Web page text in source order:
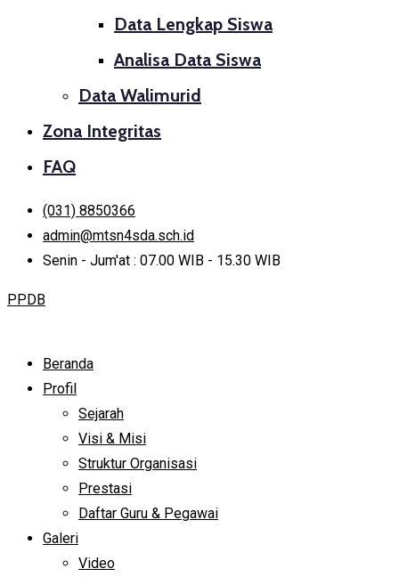
Data Lengkap Siswa
Analisa Data Siswa
Data Walimurid
Zona Integritas
FAQ
(031) 8850366
admin@mtsn4sda.sch.id
Senin - Jum'at : 07.00 WIB - 15.30 WIB
PPDB
Beranda
Profil
Sejarah
Visi & Misi
Struktur Organisasi
Prestasi
Daftar Guru & Pegawai
Galeri
Video